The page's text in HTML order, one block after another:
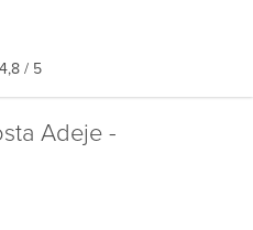
4,8 / 5
Adeje -